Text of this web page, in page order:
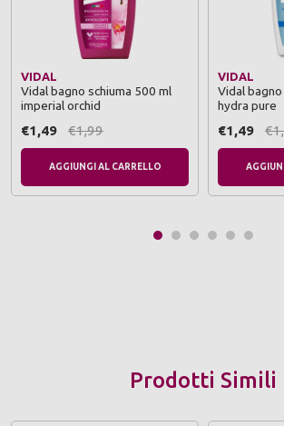
VIDAL
Vidal bagno schiuma 500 ml
imperial orchid
€1,49 €1,99
AGGIUNGI AL CARRELLO
VIDAL
Vidal
hydra pure
€1,49
Prodotti Simili